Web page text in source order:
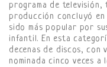
programa de televisión,
producción concluyó
sido más popular por
infantil. En esta
decenas de discos, con
nominada cinco veces a